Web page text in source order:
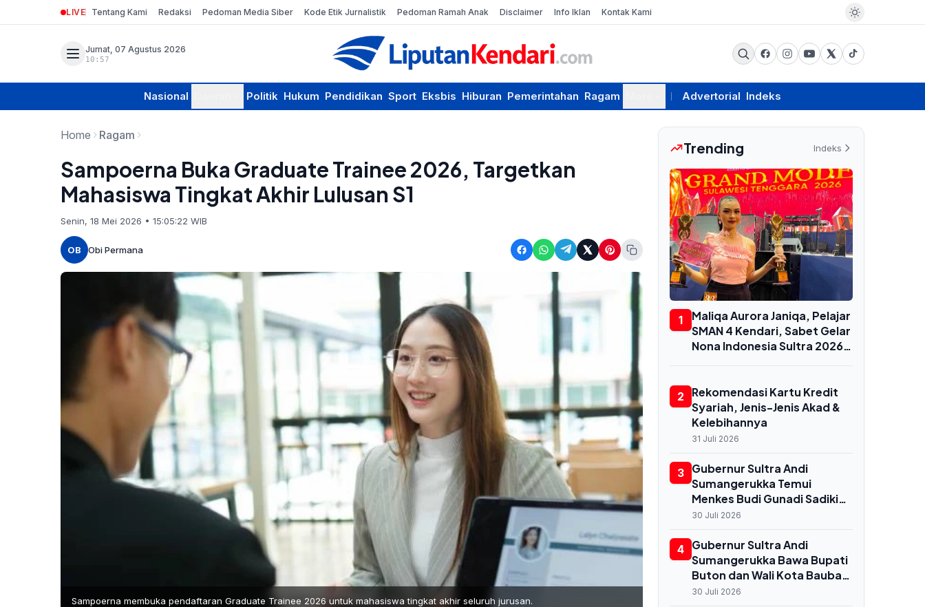
LIVE Tentang Kami Redaksi Pedoman Media Siber Kode Etik Jurnalistik Pedoman Ramah Anak Disclaimer Info Iklan Kontak Kami
Jumat, 07 Agustus 2026
10:57
Nasional Politik Hukum Pendidikan Sport Eksbis Hiburan Pemerintahan Ragam Advertorial Indeks
Home Ragam
Sampoerna Buka Graduate Trainee 2026, Targetkan
Mahasiswa Tingkat Akhir Lulusan S1
Senin, 18 Mei 2026 • 15:05:22 WIB
OB Obi Permana
Sampoerna membuka pendaftaran Graduate Trainee 2026 untuk mahasiswa tingkat akhir seluruh jurusan.
Trending Indeks
1
Maliqa Aurora Janiqa, Pelajar
SMAN 4 Kendari, Sabet Gelar
Nona Indonesia Sultra 2026
2
Rekomendasi Kartu Kredit
Syariah, Jenis-Jenis Akad &
Kelebihannya
31 Juli 2026
3 Gubernur Sultra Andi
Sumangerukka Temui
Menkes Budi Gunadi Sadikin
di Jakarta, Bahas
untuk Buton dan Baubau
30 Juli 2026
4 Gubernur Sultra Andi
Sumangerukka Bawa Bupati
Buton dan Wali Kota Baubau
Audiensi ke Menkes, Bahas
30 Juli 2026